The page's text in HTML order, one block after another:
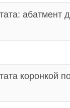
абатмент
коронкой